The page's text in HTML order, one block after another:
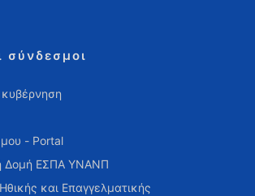
σύνδεσμοι
κυβέρνηση
- Portal
Δομή ΕΣΠΑ ΥΝΑΝΠ
και Επαγγελματικής